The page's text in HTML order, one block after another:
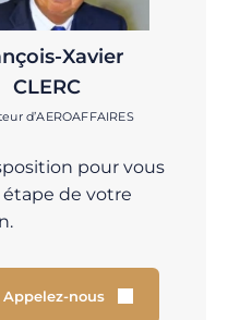
Xavier
CLERC
d’AEROAFFAIRES
pour vous
de votre
Appelez-nous